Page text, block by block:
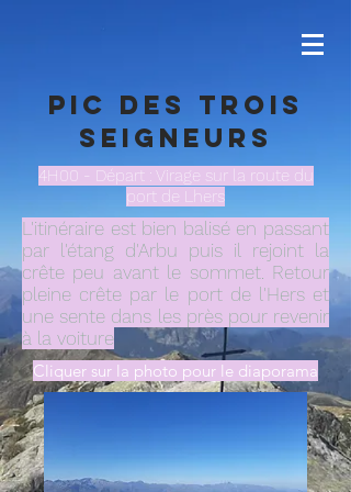
Pic des Trois
seigneurs
4H00 - Départ : Virage sur la route du
port de Lhers
L'itinéraire est bien balisé en passant
par l'étang d'Arbu puis il rejoint la
crête peu avant le sommet. Retour
pleine crête par le port de l'Hers et
une sente dans les près pour revenir
à la voiture
Cliquer sur la photo pour le diaporama